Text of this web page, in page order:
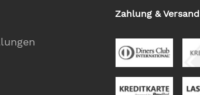
Zahlung & Versand